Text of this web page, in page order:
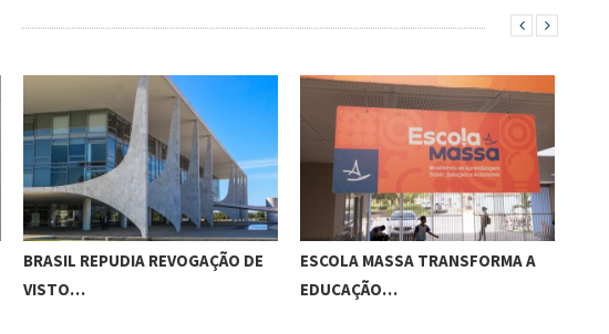
BRASIL REPUDIA REVOGAÇÃO DE
VISTO…
ESCOLA MASSA TRANSFORMA A
EDUCAÇÃO…